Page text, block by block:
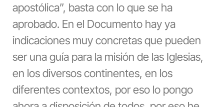
apostólica”, basta con lo que se ha
aprobado. En el Documento hay ya
indicaciones muy concretas que pueden
ser una guía para la misión de las Iglesias,
en los diversos continentes, en los
diferentes contextos, por eso lo pongo